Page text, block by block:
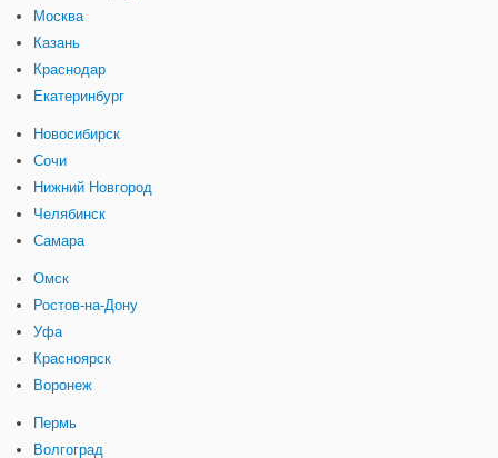
Москва
Казань
Краснодар
Екатеринбург
Новосибирск
Сочи
Нижний Новгород
Челябинск
Самара
Омск
Ростов-на-Дону
Уфа
Красноярск
Воронеж
Пермь
Волгоград